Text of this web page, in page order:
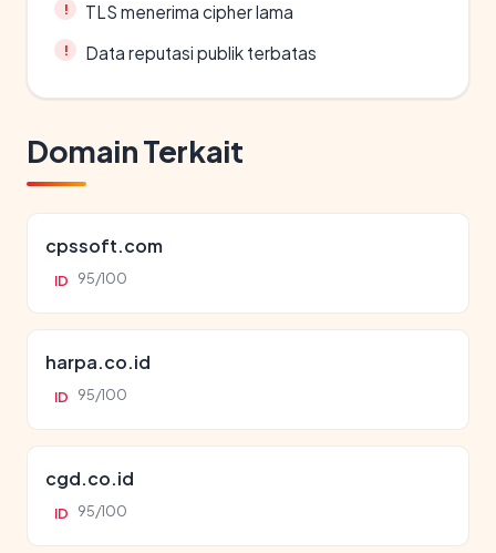
TLS menerima cipher lama
Data reputasi publik terbatas
Domain Terkait
cpssoft.com
ID 95/100
harpa.co.id
ID 95/100
cgd.co.id
ID 95/100